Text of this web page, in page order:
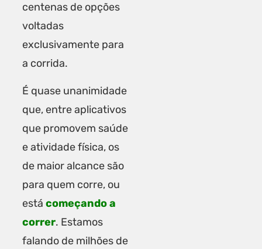
centenas de opções
voltadas
exclusivamente para
a corrida.
É quase unanimidade
que, entre aplicativos
que promovem saúde
e atividade física, os
de maior alcance são
para quem corre, ou
está começando a
correr. Estamos
falando de milhões de